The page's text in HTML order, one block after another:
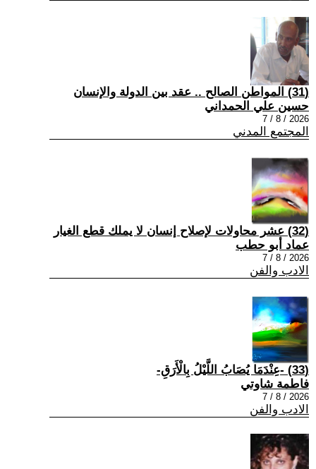
(31) المواطن الصالح .. عقد بين الدولة والإنسان
حسين علي الحمداني
2026 / 8 / 7
المجتمع المدني
(32) عشر محاولات لإصلاح إنسان لا يملك قطع الغيار
عماد أبو حطب
2026 / 8 / 7
الادب والفن
(33) -عِنْدَمَا يُصَابُ اللَّيْلُ بِالْأَرَقِ-
فاطمة شاوتي
2026 / 8 / 7
الادب والفن